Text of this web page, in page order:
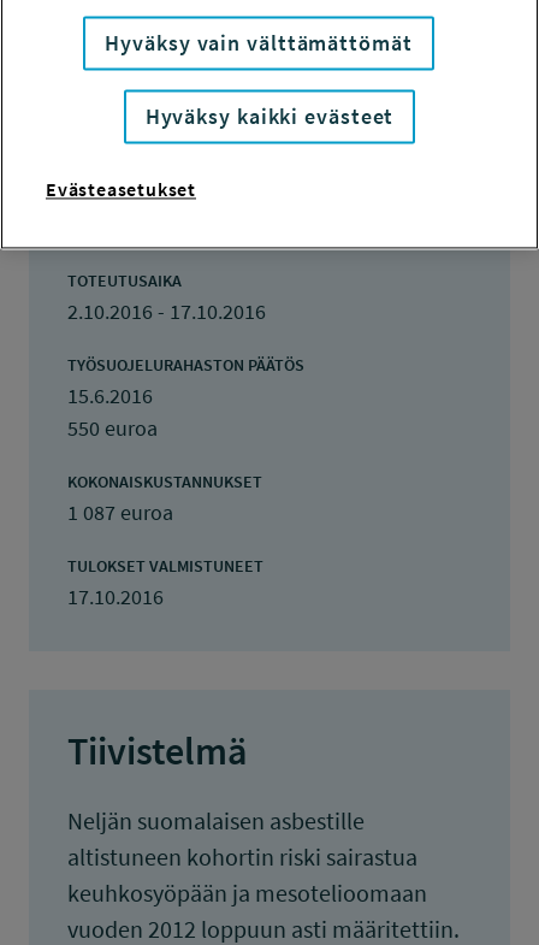
Pia Nynäs
Pia Nynäs
Pia Nynäs
TOTEUTUSAIKA
2.10.2016 - 17.10.2016
TYÖSUOJELURAHASTON PÄÄTÖS
15.6.2016
550 euroa
KOKONAISKUSTANNUKSET
1 087 euroa
TULOKSET VALMISTUNEET
17.10.2016
Tiivistelmä
Neljän suomalaisen asbestille
altistuneen kohortin riski sairastua
keuhkosyöpään ja mesotelioomaan
vuoden 2012 loppuun asti määritettiin.
Hyväksy vain välttämättömät
Hyväksy kaikki evästeet
Evästeasetukset